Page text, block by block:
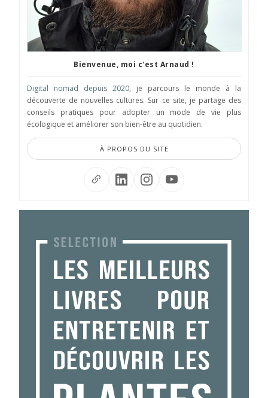
Bienvenue, moi c'est Arnaud !
Digital nomad depuis 2020, je parcours le monde à la
découverte de nouvelles cultures. Sur ce site, je partage des
conseils pratiques pour adopter un mode de vie plus
écologique et améliorer son bien-être au quotidien.
À PROPOS DU SITE